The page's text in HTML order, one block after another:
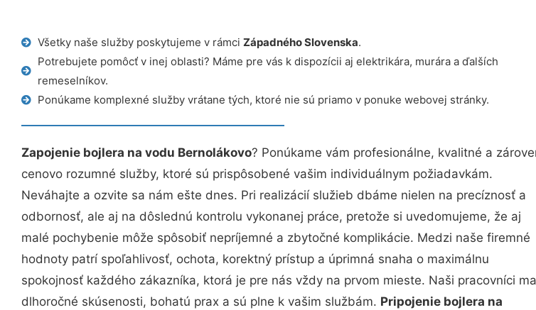
Všetky naše služby poskytujeme v rámci Západného Slovenska.
Potrebujete pomôcť v inej oblasti? Máme pre vás k dispozícii aj elektrikára, murára a ďalších
remeselníkov.
Ponúkame komplexné služby vrátane tých, ktoré nie sú priamo v ponuke webovej stránky.
Zapojenie bojlera na vodu Bernolákovo? Ponúkame vám profesionálne, kvalitné a
cenovo rozumné služby, ktoré sú prispôsobené vašim individuálnym požiadavkám.
Neváhajte a ozvite sa nám ešte dnes. Pri realizácií služieb dbáme nielen na precíznosť a
odbornosť, ale aj na dôslednú kontrolu vykonanej práce, pretože si uvedomujeme, že aj
malé pochybenie môže spôsobiť nepríjemné a zbytočné komplikácie. Medzi naše firemné
hodnoty patrí spoľahlivosť, ochota, korektný prístup a úprimná snaha o maximálnu
spokojnosť každého zákazníka, ktorá je pre nás vždy na prvom mieste. Naši pracovníci
dlhoročné skúsenosti, bohatú prax a sú plne k vašim službám. Pripojenie bojlera na